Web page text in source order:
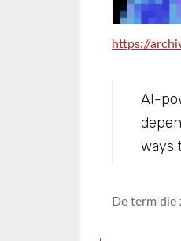
https://
AI-
ways
De term die